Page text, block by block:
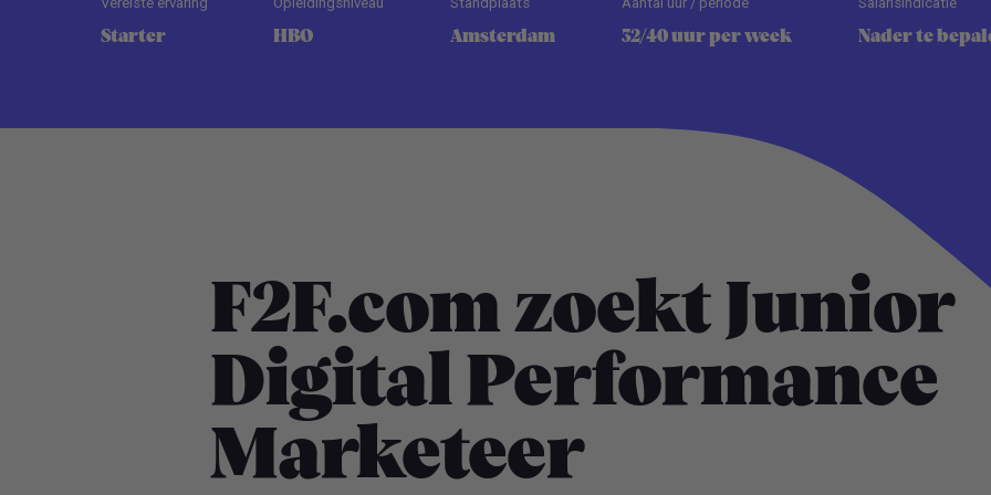
Starter HBO Amsterdam 32/40 uur per week Nader te
F2F.com zoekt Junior
Digital Performance
Marketeer